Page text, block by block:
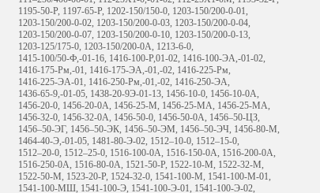
1195-50-Р, 1197-65-Р, 1202-150/150-0, 1203-150/200-0-01,
1203-150/200-0-02, 1203-150/200-0-03, 1203-150/200-0-04,
1203-150/200-0-07, 1203-150/200-0-10, 1203-150/200-0-13,
1203-125/175-0, 1203-150/200-0А, 1213-6-0,
1415-100/50-Ф,-01-16, 1416-100-Р,01-02, 1416-100-ЭА,-01-02,
1416-175-Рм,-01, 1416-175-ЭА,-01,-02, 1416-225-Рм,
1416-225-ЭА-01, 1416-250-Рм,-01,-02, 1416-250-ЭА,
1436-65-9,-01-05, 1438-20-9Э-01-13, 1456-10-0, 1456-10-0А,
1456-20-0, 1456-20-0А, 1456-25-М, 1456-25-МА, 1456-25-МА,
1456-32-0, 1456-32-0А, 1456-50-0, 1456-50-0А, 1456–50-ЦЗ,
1456–50-ЭГ, 1456–50-ЭК, 1456–50-ЭМ, 1456–50-ЭЧ, 1456-80-М,
1464-40-Э,-01-05, 1481-80-Э-02, 1512–10-0, 1512–15-0,
1512–20-0, 1512–25-0, 1516-100-0А, 1516-150-0А, 1516-200-0А,
1516-250-0А, 1516-80-0А, 1521-50-Р, 1522-10-М, 1522-32-М,
1522-50-М, 1523-20-Р, 1524-32-0, 1541-100-М, 1541-100-М-01,
1541-100-МШ, 1541-100-Э, 1541-100-Э-01, 1541-100-Э-02,